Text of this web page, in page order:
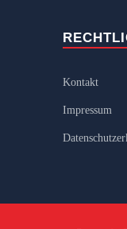
Kontakt
Impressum